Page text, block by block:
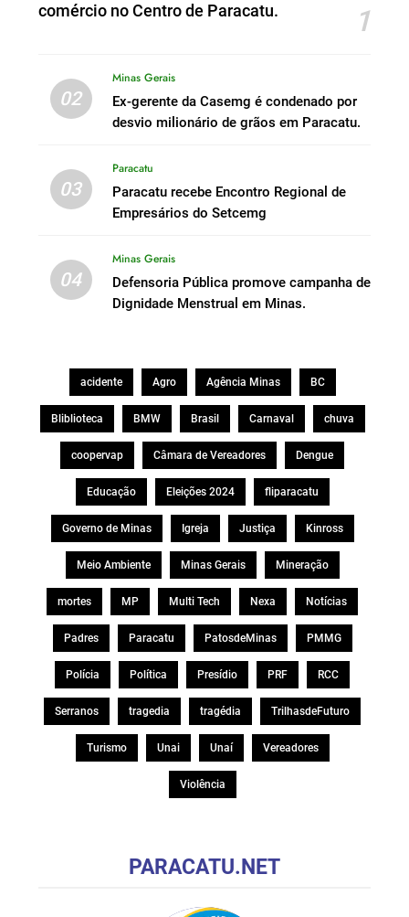
comércio no Centro de Paracatu.
1
02
Minas Gerais
Ex-gerente da Casemg é condenado por
desvio milionário de grãos em Paracatu.
03
Paracatu
Paracatu recebe Encontro Regional de
Empresários do Setcemg
04
Minas Gerais
Defensoria Pública promove campanha de
Dignidade Menstrual em Minas.
acidente Agro Agência Minas BC
Bliblioteca BMW Brasil Carnaval chuva
coopervap Câmara de Vereadores Dengue
Educação Eleições 2024 fliparacatu
Governo de Minas Igreja Justiça Kinross
Meio Ambiente Minas Gerais Mineração
mortes MP Multi Tech Nexa Notícias
Padres Paracatu PatosdeMinas PMMG
Polícia Política Presídio PRF RCC
Serranos tragedia tragédia TrilhasdeFuturo
Turismo Unai Unaí Vereadores
Violência
PARACATU.NET